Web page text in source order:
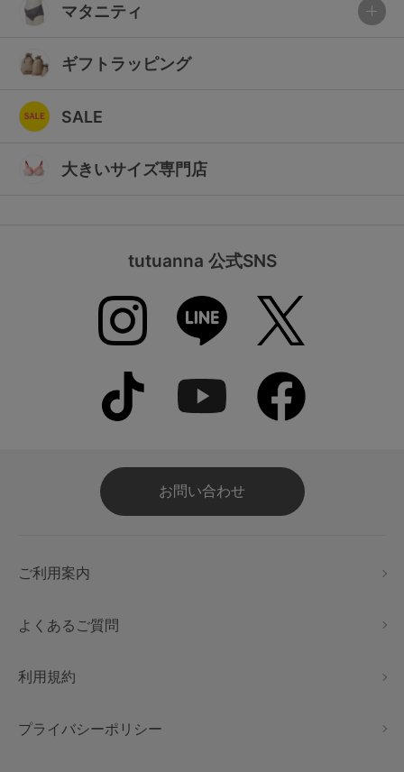
マタニティ
ギフトラッピング
SALE
大きいサイズ専門店
tutuanna 公式SNS
お問い合わせ
ご利用案内
よくあるご質問
利用規約
プライバシーポリシー